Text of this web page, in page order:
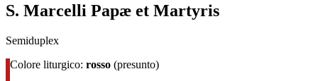
S. Marcelli Papæ et Martyris
Semiduplex
Colore liturgico: rosso (presunto)